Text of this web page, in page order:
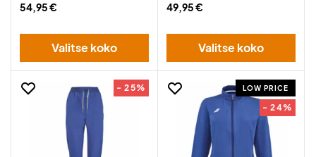
54,95 €
Valitse koko
49,95 €
Valitse koko
- 25% LOW PRICE
- 24%